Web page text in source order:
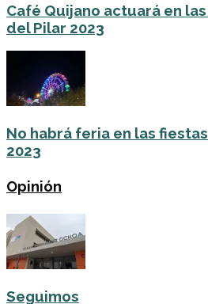
Café Quijano actuará en
del Pilar 2023
No habrá feria en las
2023
Opinión
Seguimos